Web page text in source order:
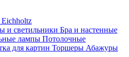
и светильники Бра и настенные
лампы Потолочные
для картин Торшеры Абажуры